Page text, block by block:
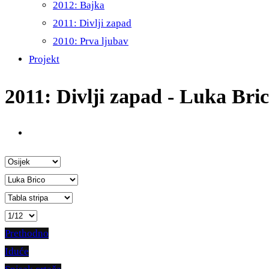
2012: Bajka
2011: Divlji zapad
2010: Prva ljubav
Projekt
2011: Divlji zapad - Luka
Prethodno
Iduće